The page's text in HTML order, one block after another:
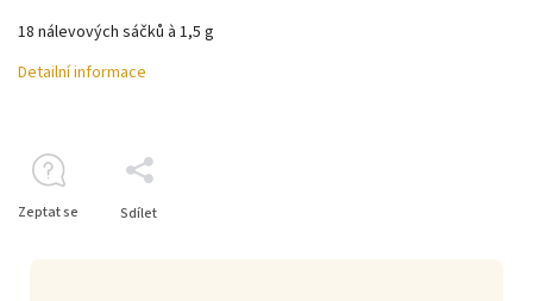
18 nálevových sáčků à 1,5 g
Detailní informace
Zeptat se Sdílet